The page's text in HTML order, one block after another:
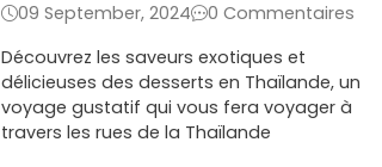
09 September, 2024
0 Commentaires
Découvrez les saveurs exotiques et
délicieuses des desserts en Thaïlande, un
voyage gustatif qui vous fera voyager à
travers les rues de la Thaïlande